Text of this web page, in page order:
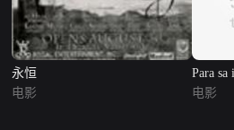
永恒
电影
Para
电影